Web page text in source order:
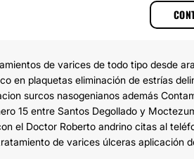
de varices de todo tipo desde
en plaquetas eliminación de estrías
surcos nasogenianos además
15 entre Santos Degollado y
el Doctor Roberto andrino citas al
de varices úlceras aplicación